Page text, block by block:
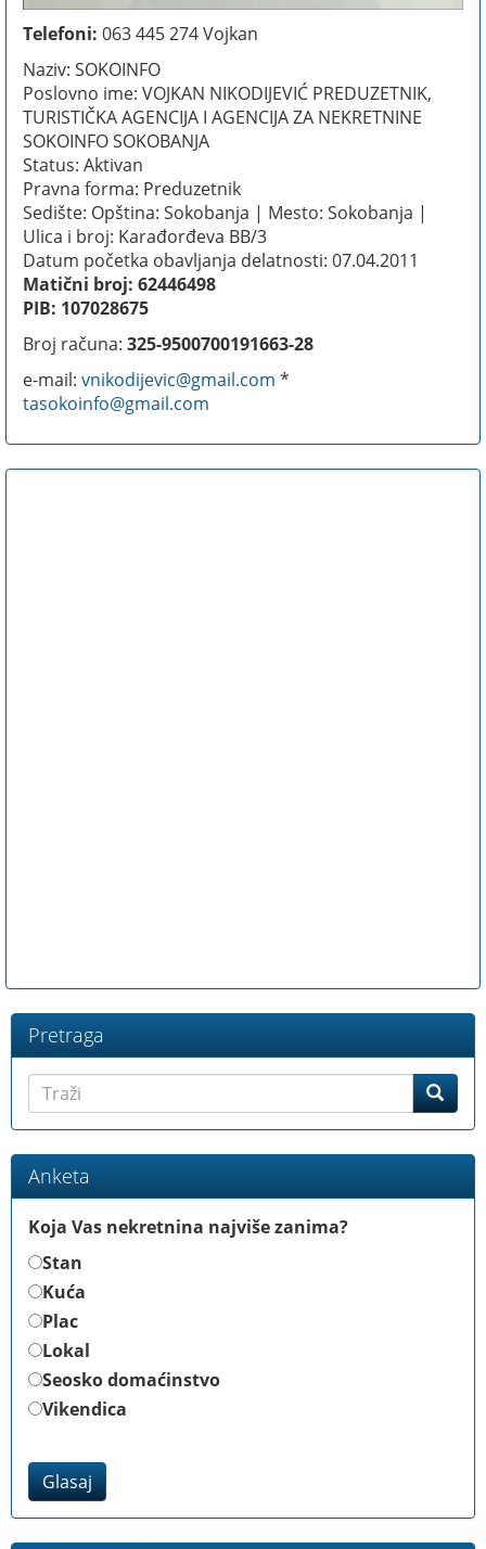
Telefoni: 063 445 274 Vojkan
Naziv: SOKOINFO
Poslovno ime: VOJKAN NIKODIJEVIĆ PREDUZETNIK,
TURISTIČKA AGENCIJA I AGENCIJA ZA NEKRETNINE
SOKOINFO SOKOBANJA
Status: Aktivan
Pravna forma: Preduzetnik
Sedište: Opština: Sokobanja | Mesto: Sokobanja |
Ulica i broj: Karađorđeva BB/3
Datum početka obavljanja delatnosti: 07.04.2011
Matični broj: 62446498
PIB: 107028675
Broj računa: 325-9500700191663-28
e-mail: vnikodijevic@gmail.com *
tasokoinfo@gmail.com
Pretraga
Anketa
Koja Vas nekretnina najviše zanima?
Stan
Kuća
Plac
Lokal
Seosko domaćinstvo
Vikendica
Glasaj